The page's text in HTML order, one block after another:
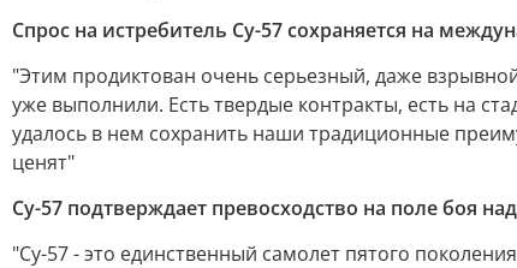
Спрос на истребитель Су-57 сохраняется на
"Этим продиктован очень серьезный, даже
уже выполнили. Есть твердые контракты, есть на
удалось в нем сохранить наши традиционные
ценят"
Су-57 подтверждает превосходство на поле боя
"Су-57 - это единственный самолет пятого